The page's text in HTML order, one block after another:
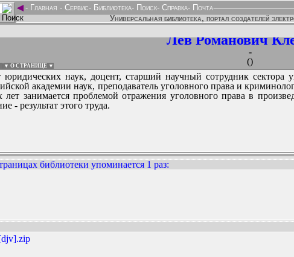
◄- Главная - Сервис- Библиотека- Поиск- Справка- Почта
Универсальная библиотека, портал создателей
Лев Романович
-
()
▼ О СТРАНИЦЕ ▼
юридических наук, доцент, старший научный сотрудник сектора
академии наук, преподаватель уголовного права и
лет занимается проблемой отражения уголовного права в
- результат этого труда.
библиотеки упоминается 1 раз: